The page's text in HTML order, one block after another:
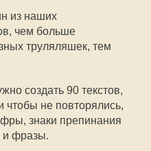
из наших
чем больше
труляляшек, тем
создать 90 текстов,
чтобы не повторялись,
знаки препинания
и фразы.